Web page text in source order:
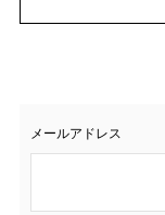
メールアドレス